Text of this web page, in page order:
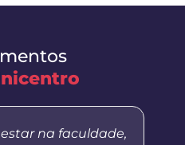
na faculdade,